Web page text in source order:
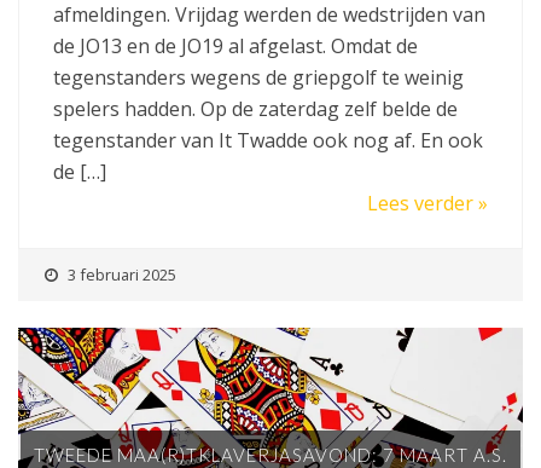
afmeldingen. Vrijdag werden de wedstrijden van
de JO13 en de JO19 al afgelast. Omdat de
tegenstanders wegens de griepgolf te weinig
spelers hadden. Op de zaterdag zelf belde de
tegenstander van It Twadde ook nog af. En ook
de […]
Lees verder »
3 februari 2025
TWEEDE MAA(R)TKLAVERJASAVOND: 7 MAART A.S.